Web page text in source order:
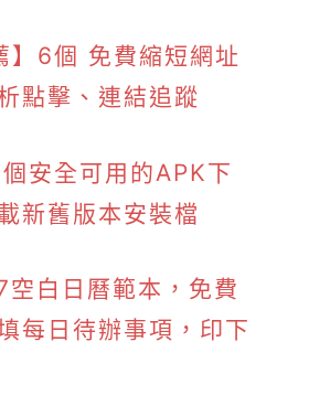
】6個 免費縮短網址
點擊、連結追蹤
安全可用的APK下
新舊版本安裝檔
白日曆範本，免費
每日待辦事項，印下